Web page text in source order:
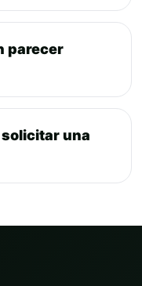
parecer
solicitar una